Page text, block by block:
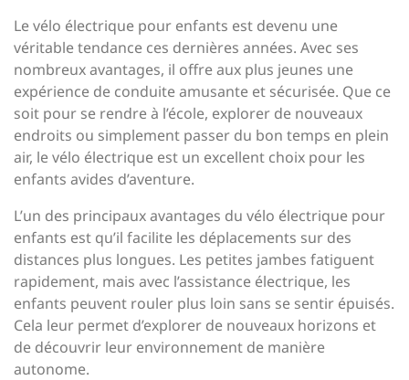
Le vélo électrique pour enfants est devenu une
véritable tendance ces dernières années. Avec ses
nombreux avantages, il offre aux plus jeunes une
expérience de conduite amusante et sécurisée. Que ce
soit pour se rendre à l’école, explorer de nouveaux
endroits ou simplement passer du bon temps en plein
air, le vélo électrique est un excellent choix pour les
enfants avides d’aventure.
L’un des principaux avantages du vélo électrique pour
enfants est qu’il facilite les déplacements sur des
distances plus longues. Les petites jambes fatiguent
rapidement, mais avec l’assistance électrique, les
enfants peuvent rouler plus loin sans se sentir épuisés.
Cela leur permet d’explorer de nouveaux horizons et
de découvrir leur environnement de manière
autonome.